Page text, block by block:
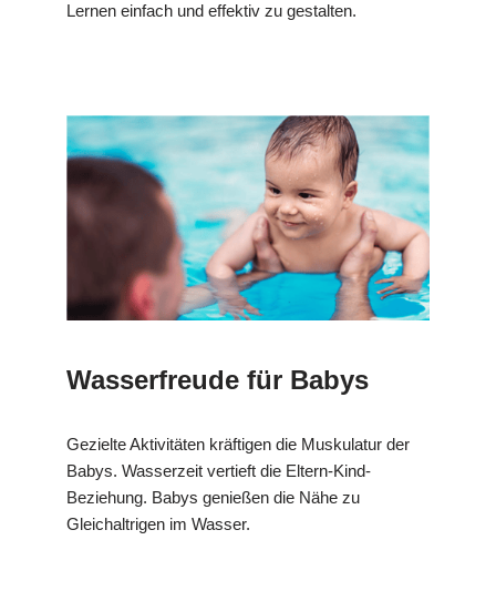
Lernen einfach und effektiv zu gestalten.
Wasserfreude für Babys
Gezielte Aktivitäten kräftigen die Muskulatur der
Babys. Wasserzeit vertieft die Eltern-Kind-
Beziehung. Babys genießen die Nähe zu
Gleichaltrigen im Wasser.